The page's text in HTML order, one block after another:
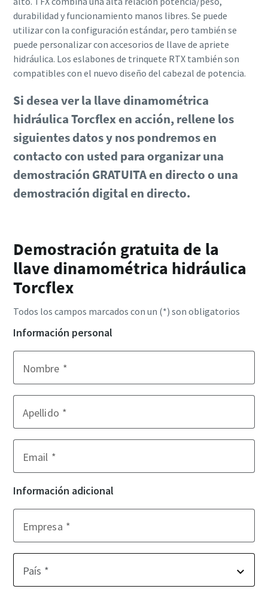
durabilidad y funcionamiento manos libres. Se puede
utilizar con la configuración estándar, pero también se
puede personalizar con accesorios de llave de apriete
hidráulica. Los eslabones de trinquete RTX también son
compatibles con el nuevo diseño del cabezal de potencia.
Si desea ver la llave dinamométrica
hidráulica Torcflex en acción, rellene los
siguientes datos y nos pondremos en
contacto con usted para organizar una
demostración GRATUITA en directo o una
demostración digital en directo.
Demostración gratuita de la
llave dinamométrica hidráulica
Torcflex
Todos los campos marcados con un (*) son obligatorios
Información personal
Nombre
Apellido
Email
Información adicional
Empresa
País